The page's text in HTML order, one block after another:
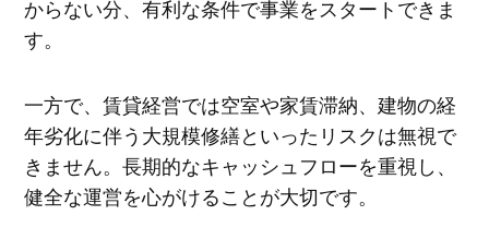
からない分、有利な条件で事業をスタートできま
す。
一方で、賃貸経営では空室や家賃滞納、建物の経
年劣化に伴う大規模修繕といったリスクは無視で
きません。長期的なキャッシュフローを重視し、
健全な運営を心がけることが大切です。